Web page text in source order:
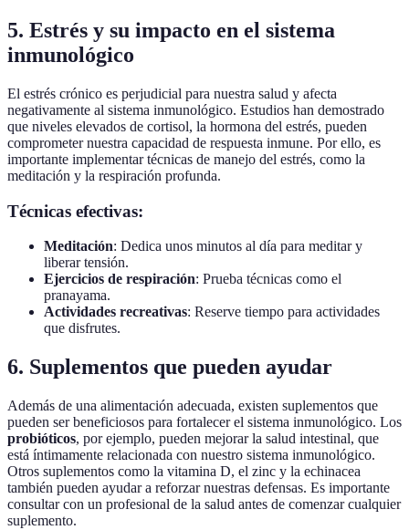
5. Estrés y su impacto en el sistema
inmunológico
El estrés crónico es perjudicial para nuestra salud y afecta
negativamente al sistema inmunológico. Estudios han demostrado
que niveles elevados de cortisol, la hormona del estrés, pueden
comprometer nuestra capacidad de respuesta inmune. Por ello, es
importante implementar técnicas de manejo del estrés, como la
meditación y la respiración profunda.
Técnicas efectivas:
Meditación: Dedica unos minutos al día para meditar y
liberar tensión.
Ejercicios de respiración: Prueba técnicas como el
pranayama.
Actividades recreativas: Reserve tiempo para actividades
que disfrutes.
6. Suplementos que pueden ayudar
Además de una alimentación adecuada, existen suplementos que
pueden ser beneficiosos para fortalecer el sistema inmunológico. Los
probióticos, por ejemplo, pueden mejorar la salud intestinal, que
está íntimamente relacionada con nuestro sistema inmunológico.
Otros suplementos como la vitamina D, el zinc y la echinacea
también pueden ayudar a reforzar nuestras defensas. Es importante
consultar con un profesional de la salud antes de comenzar cualquier
suplemento.